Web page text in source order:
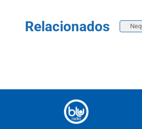
Relacionados